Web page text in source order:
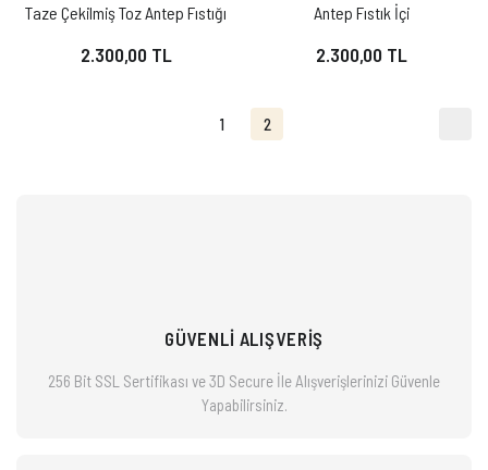
Taze Çekilmiş Toz Antep Fıstığı
2.300,00 TL
Antep Fıstık İçi
2.300,00 TL
1 2
GÜVENLİ ALIŞVERİŞ
256 Bit SSL Sertifikası ve 3D Secure İle Alışverişlerinizi Güvenle
Yapabilirsiniz.